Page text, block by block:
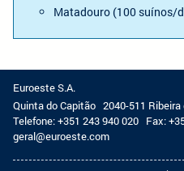
Matadouro (100 suínos/
Euroeste S.A.
Quinta do Capitão 2040-511 Ribeira
Telefone:+351 243 940 020 Fax:
geral@euroeste.com